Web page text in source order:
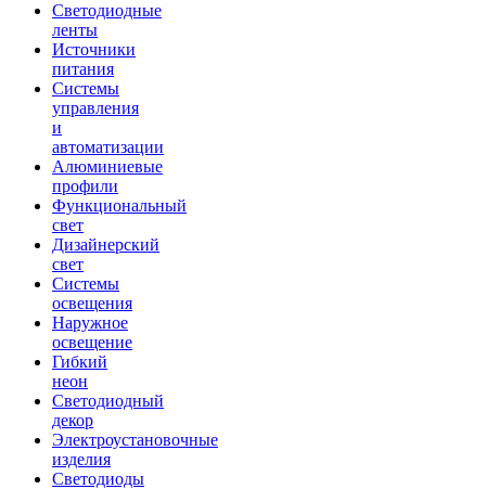
Светодиодные
ленты
Источники
питания
Системы
управления
и
автоматизации
Алюминиевые
профили
Функциональный
свет
Дизайнерский
свет
Системы
освещения
Наружное
освещение
Гибкий
неон
Светодиодный
декор
Электроустановочные
изделия
Светодиоды